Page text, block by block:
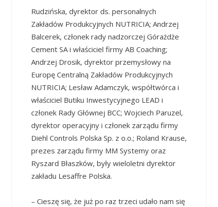
Rudzińska, dyrektor ds. personalnych
Zakładów Produkcyjnych NUTRICIA; Andrzej
Balcerek, członek rady nadzorczej Górażdże
Cement SA i właściciel firmy AB Coaching;
Andrzej Drosik, dyrektor przemysłowy na
Europę Centralną Zakładów Produkcyjnych
NUTRICIA; Lesław Adamczyk, współtwórca i
właściciel Butiku Inwestycyjnego LEAD i
członek Rady Głównej BCC; Wojciech Paruzel,
dyrektor operacyjny i członek zarządu firmy
Diehl Controls Polska Sp. z o.o.; Roland Krause,
prezes zarządu firmy MM Systemy oraz
Ryszard Błaszków, były wieloletni dyrektor
zakładu Lesaffre Polska.
– Cieszę się, że już po raz trzeci udało nam się